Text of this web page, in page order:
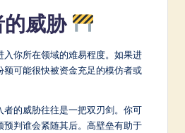
的威胁
入你所在领域的难易程度。如果进
额可能很快被资金充足的模仿者或
者的威胁往往是一把双刃剑。你可
预判谁会紧随其后。高壁垒有助于